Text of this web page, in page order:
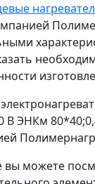
В ЭНКм
вы можете